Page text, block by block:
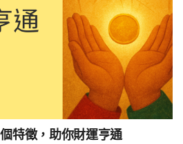
特徵，助你財運亨通